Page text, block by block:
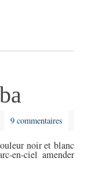
9 commentaires
noir et blanc
en-ciel amender